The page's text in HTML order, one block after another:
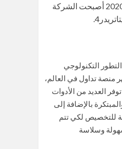
نهاية شباط/ فبراير 2020 أصبحت الشركة
تعد منصة ميتاتريدر5 التطور التكنولوجي
منصة تداول في العالم،
العديد من الأدوات
بالإضافة إلى
للتخصيص لكي تتم